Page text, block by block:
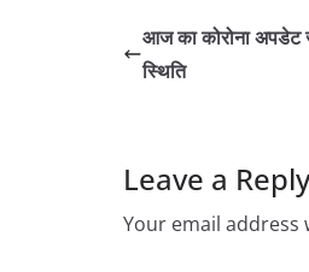
o p
आज का कोरोना अपडेट
स्थिति
Leave a Reply
Your email address